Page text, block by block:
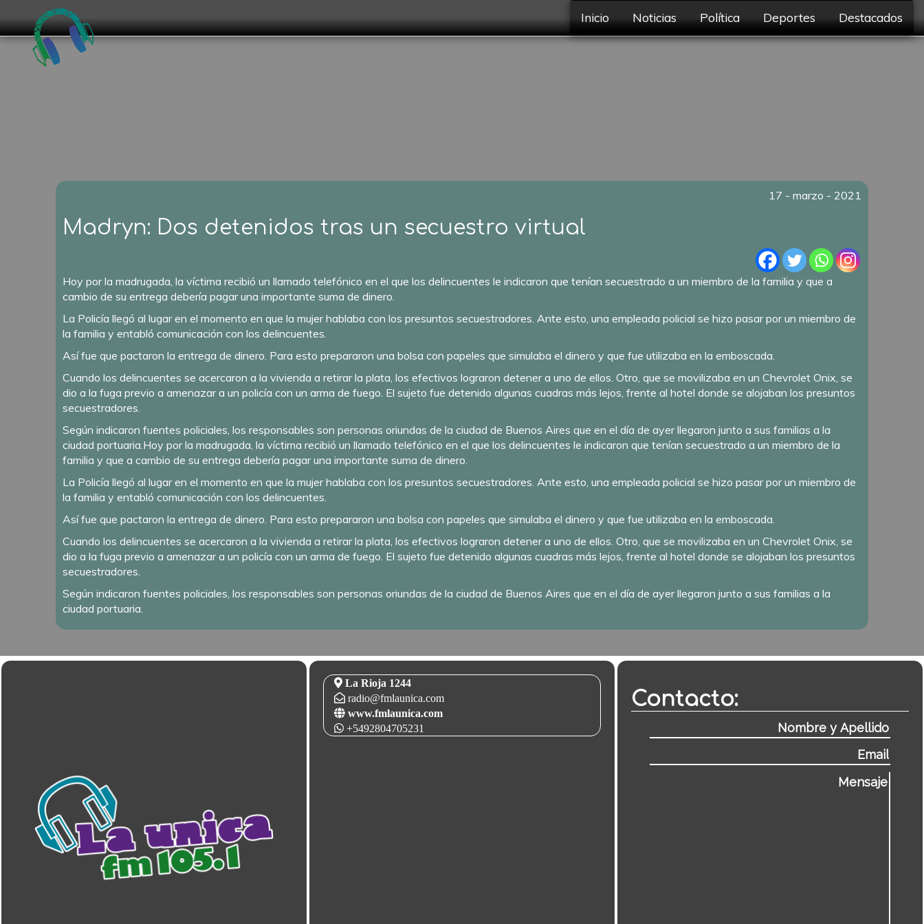
Inicio Noticias Política Deportes Destacados
17 - marzo - 2021
Madryn: Dos detenidos tras un secuestro virtual
Hoy por la madrugada, la víctima recibió un llamado telefónico en el que los delincuentes le indicaron que tenían secuestrado a un miembro de la familia y que a
cambio de su entrega debería pagar una importante suma de dinero.
La Policía llegó al lugar en el momento en que la mujer hablaba con los presuntos secuestradores. Ante esto, una empleada policial se hizo pasar por un miembro de
la familia y entabló comunicación con los delincuentes.
Así fue que pactaron la entrega de dinero. Para esto prepararon una bolsa con papeles que simulaba el dinero y que fue utilizaba en la emboscada.
Cuando los delincuentes se acercaron a la vivienda a retirar la plata, los efectivos lograron detener a uno de ellos. Otro, que se movilizaba en un Chevrolet Onix, se
dio a la fuga previo a amenazar a un policía con un arma de fuego. El sujeto fue detenido algunas cuadras más lejos, frente al hotel donde se alojaban los presuntos
secuestradores.
Según indicaron fuentes policiales, los responsables son personas oriundas de la ciudad de Buenos Aires que en el día de ayer llegaron junto a sus familias a la
ciudad portuaria.Hoy por la madrugada, la víctima recibió un llamado telefónico en el que los delincuentes le indicaron que tenían secuestrado a un miembro de la
familia y que a cambio de su entrega debería pagar una importante suma de dinero.
La Policía llegó al lugar en el momento en que la mujer hablaba con los presuntos secuestradores. Ante esto, una empleada policial se hizo pasar por un miembro de
la familia y entabló comunicación con los delincuentes.
Así fue que pactaron la entrega de dinero. Para esto prepararon una bolsa con papeles que simulaba el dinero y que fue utilizaba en la emboscada.
Cuando los delincuentes se acercaron a la vivienda a retirar la plata, los efectivos lograron detener a uno de ellos. Otro, que se movilizaba en un Chevrolet Onix, se
dio a la fuga previo a amenazar a un policía con un arma de fuego. El sujeto fue detenido algunas cuadras más lejos, frente al hotel donde se alojaban los presuntos
secuestradores.
Según indicaron fuentes policiales, los responsables son personas oriundas de la ciudad de Buenos Aires que en el día de ayer llegaron junto a sus familias a la
ciudad portuaria.
La Rioja 1244
radio@fmlaunica.com
www.fmlaunica.com
+5492804705231
Contacto: